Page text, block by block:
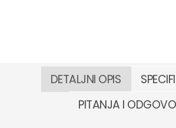
DETALJNI OPIS
PITANJA I